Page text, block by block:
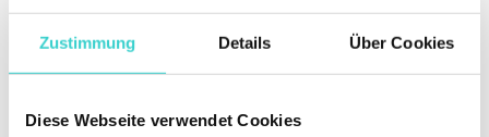
Zustimmung Details Über Cookies
Diese Webseite verwendet Cookies
Risiko darstellt. Eine Person, die ein Gerät verkauft,
kann unehrlich sein, aber ein Geschäft, das
wird die richtigen technischen Tests durchführen und